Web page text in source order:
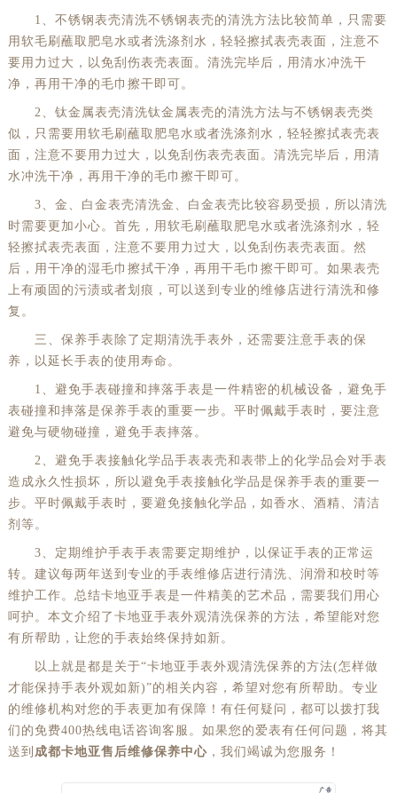
黑龙江省七台河市桃山区大同街劳力士售后服务中心（需提前预约）
黑龙江省齐齐哈尔市龙沙区龙华路劳力士售后服务中心（需提前预约）
黑龙江省伊春市伊美区通河路劳力士售后服务中心（需提前预约）
吉林省白城市洮北区明仁南街劳力士售后服务中心（需提前预约）
吉林省吉林市船营区河南街劳力士售后服务中心（需提前预约）
吉林省辽源市龙山区人民大街劳力士售后服务中心（需提前预约）
吉林省梅河口市新华街道梅河大街劳力士售后服务中心（需提前预约）
吉林省四平市铁东区紫气大路与南九经街交汇处劳力士售后服务中心（需提前预约）
辽宁省鞍山市铁东区站前街劳力士售后服务中心（需提前预约）
辽宁省本溪市平山区胜利路劳力士售后服务中心（需提前预约）
辽宁省抚顺市新抚区东一路劳力士售后服务中心（需提前预约）
辽宁省葫芦岛市连山区中央路劳力士售后服务中心（需提前预约）
辽宁省锦州市古塔区中央大街劳力士售后服务中心（需提前预约）
辽宁省辽阳市白塔区新运大街劳力士售后服务中心（需提前预约）
辽宁省铁岭市银州区南马路劳力士售后服务中心（需提前预约）
辽宁省营口市站前区市府路与渤海大街交叉口劳力士售后服务中心（需提前预约）
辽宁省沈阳市沈河区中街路137号亨得利名表维修授权店1楼劳力士售后服务中心（需提前预约）
辽宁省沈阳市沈河区中街路83号亨得利名表维修授权店1楼劳力士售后服务中心（需提前预约）
1、不锈钢表壳清洗不锈钢表壳的清洗方法比较简单，只需要
用软毛刷蘸取肥皂水或者洗涤剂水，轻轻擦拭表壳表面，注意不
要用力过大，以免刮伤表壳表面。清洗完毕后，用清水冲洗干
净，再用干净的毛巾擦干即可。
2、钛金属表壳清洗钛金属表壳的清洗方法与不锈钢表壳类
似，只需要用软毛刷蘸取肥皂水或者洗涤剂水，轻轻擦拭表壳表
面，注意不要用力过大，以免刮伤表壳表面。清洗完毕后，用清
水冲洗干净，再用干净的毛巾擦干即可。
3、金、白金表壳清洗金、白金表壳比较容易受损，所以清洗
时需要更加小心。首先，用软毛刷蘸取肥皂水或者洗涤剂水，轻
轻擦拭表壳表面，注意不要用力过大，以免刮伤表壳表面。然
后，用干净的湿毛巾擦拭干净，再用干毛巾擦干即可。如果表壳
上有顽固的污渍或者划痕，可以送到专业的维修店进行清洗和修
复。
三、保养手表除了定期清洗手表外，还需要注意手表的保
养，以延长手表的使用寿命。
1、避免手表碰撞和摔落手表是一件精密的机械设备，避免手
表碰撞和摔落是保养手表的重要一步。平时佩戴手表时，要注意
避免与硬物碰撞，避免手表摔落。
2、避免手表接触化学品手表表壳和表带上的化学品会对手表
造成永久性损坏，所以避免手表接触化学品是保养手表的重要一
步。平时佩戴手表时，要避免接触化学品，如香水、酒精、清洁
剂等。
3、定期维护手表手表需要定期维护，以保证手表的正常运
转。建议每两年送到专业的手表维修店进行清洗、润滑和校时等
维护工作。总结卡地亚手表是一件精美的艺术品，需要我们用心
呵护。本文介绍了卡地亚手表外观清洗保养的方法，希望能对您
有所帮助，让您的手表始终保持如新。
以上就是都是关于“卡地亚手表外观清洗保养的方法(怎样做
才能保持手表外观如新)”的相关内容，希望对您有所帮助。专业
的维修机构对您的手表更加有保障！有任何疑问，都可以拨打我
们的免费400热线电话咨询客服。如果您的爱表有任何问题，将其
送到 成都卡地亚售后维修保养中心，我们竭诚为您服务！